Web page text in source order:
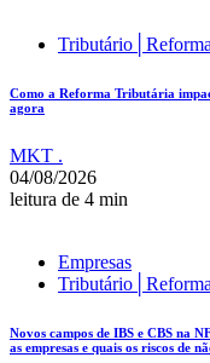
Como a Reforma Tributária
agora
MKT .
04/08/2026
leitura de 4 min
Empresas
Novos campos de IBS e CBS na
as empresas e quais os riscos de